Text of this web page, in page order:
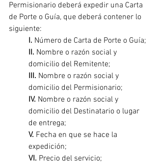
Permisionario deberá expedir una Carta
de Porte o Guía, que deberá contener lo
siguiente:
I. Número de Carta de Porte o Guía;
II. Nombre o razón social y
domicilio del Remitente;
III. Nombre o razón social y
domicilio del Permisionario;
IV. Nombre o razón social y
domicilio del Destinatario o lugar
de entrega;
V. Fecha en que se hace la
expedición;
VI. Precio del servicio;